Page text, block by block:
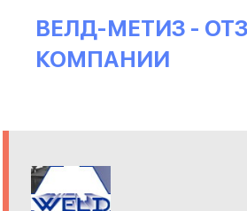
ВЕЛД-МЕТИЗ -
КОМПАНИИ